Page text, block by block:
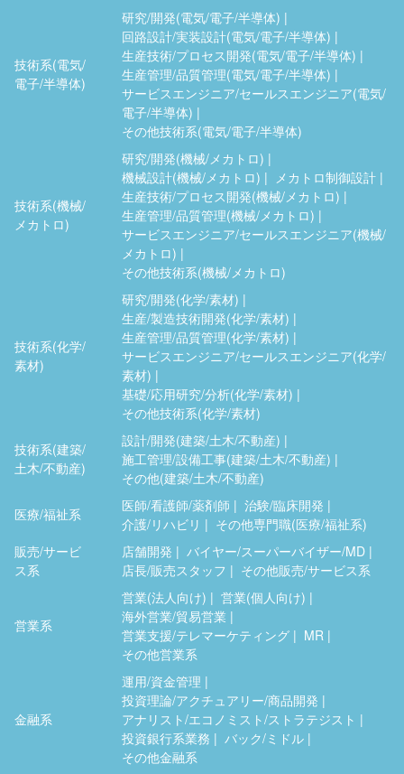
技術系(電気/
電子/半導体)
研究/開発(電気/電子/半導体)
回路設計/実装設計(電気/電子/半導体)
生産技術/プロセス開発(電気/電子/半導体)
生産管理/品質管理(電気/電子/半導体)
サービスエンジニア/セールスエンジニア(電気/
電子/半導体)
その他技術系(電気/電子/半導体)
技術系(機械/
メカトロ)
研究/開発(機械/メカトロ)
機械設計(機械/メカトロ)
メカトロ制御設計
生産技術/プロセス開発(機械/メカトロ)
生産管理/品質管理(機械/メカトロ)
サービスエンジニア/セールスエンジニア(機械/
メカトロ)
その他技術系(機械/メカトロ)
技術系(化学/
素材)
研究/開発(化学/素材)
生産/製造技術開発(化学/素材)
生産管理/品質管理(化学/素材)
サービスエンジニア/セールスエンジニア(化学/
素材)
基礎/応用研究/分析(化学/素材)
その他技術系(化学/素材)
技術系(建築/
土木/不動産)
設計/開発(建築/土木/不動産)
施工管理/設備工事(建築/土木/不動産)
その他(建築/土木/不動産)
医療/福祉系
医師/看護師/薬剤師
治験/臨床開発
介護/リハビリ
その他専門職(医療/福祉系)
販売/サービ
ス系
店舗開発
バイヤー/スーパーバイザー/MD
店長/販売スタッフ
その他販売/サービス系
営業系
営業(法人向け)
営業(個人向け)
海外営業/貿易営業
営業支援/テレマーケティング
MR
その他営業系
金融系
運用/資金管理
投資理論/アクチュアリー/商品開発
アナリスト/エコノミスト/ストラテジスト
投資銀行系業務
バック/ミドル
その他金融系